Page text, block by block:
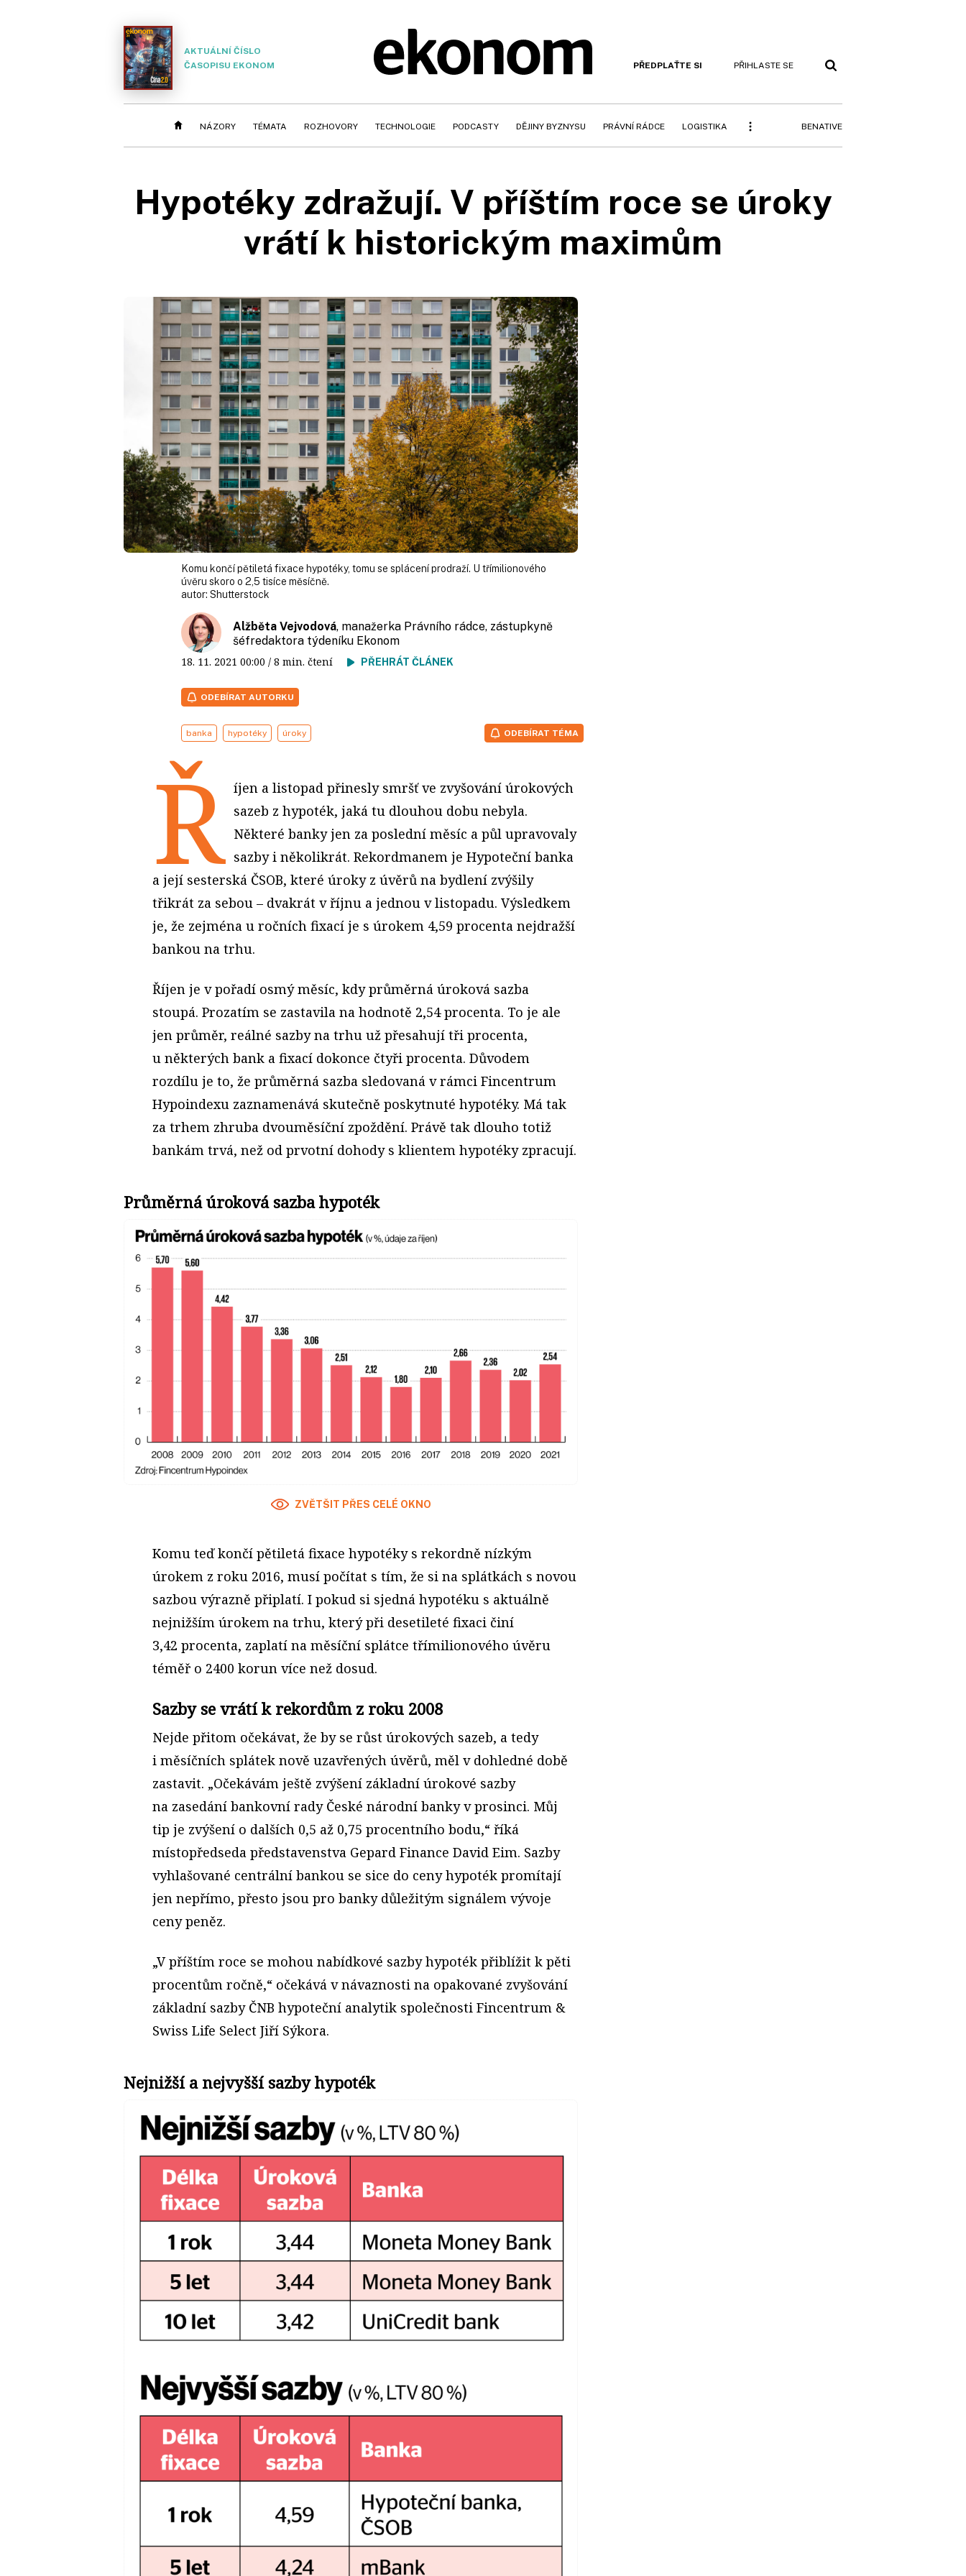
AKTUÁLNÍ ČÍSLO
ČASOPISU EKONOM
PŘEDPLAŤTE SI PŘIHLASTE SE
NÁZORY TÉMATA ROZHOVORY TECHNOLOGIE PODCASTY DĚJINY BYZNYSU PRÁVNÍ RÁDCE LOGISTIKA BENATIVE
Hypotéky zdražují. V příštím roce se úroky
vrátí k historickým maximům
Komu končí pětiletá fixace hypotéky, tomu se splácení prodraží. U třímilionového
úvěru skoro o 2,5 tisíce měsíčně.
autor: Shutterstock
Alžběta Vejvodová, manažerka Právního rádce, zástupkyně
šéfredaktora týdeníku Ekonom
18. 11. 2021 00:00 / 8 min. čtení PŘEHRÁT ČLÁNEK
ODEBÍRAT AUTORKU
banka hypotéky úroky ODEBÍRAT TÉMA
Ř íjen a listopad přinesly smršť ve zvyšování úrokových
sazeb z hypoték, jaká tu dlouhou dobu nebyla.
Některé banky jen za poslední měsíc a půl upravovaly
sazby i několikrát. Rekordmanem je Hypoteční banka
a její sesterská ČSOB, které úroky z úvěrů na bydlení zvýšily
třikrát za sebou – dvakrát v říjnu a jednou v listopadu. Výsledkem
je, že zejména u ročních fixací je s úrokem 4,59 procenta nejdražší
bankou na trhu.
Říjen je v pořadí osmý měsíc, kdy průměrná úroková sazba
stoupá. Prozatím se zastavila na hodnotě 2,54 procenta. To je ale
jen průměr, reálné sazby na trhu už přesahují tři procenta,
u některých bank a fixací dokonce čtyři procenta. Důvodem
rozdílu je to, že průměrná sazba sledovaná v rámci Fincentrum
Hypoindexu zaznamenává skutečně poskytnuté hypotéky. Má tak
za trhem zhruba dvouměsíční zpoždění. Právě tak dlouho totiž
bankám trvá, než od prvotní dohody s klientem hypotéky zpracují.
Průměrná úroková sazba hypoték
ZVĚTŠIT PŘES CELÉ OKNO
Komu teď končí pětiletá fixace hypotéky s rekordně nízkým
úrokem z roku 2016, musí počítat s tím, že si na splátkách s novou
sazbou výrazně připlatí. I pokud si sjedná hypotéku s aktuálně
nejnižším úrokem na trhu, který při desetileté fixaci činí
3,42 procenta, zaplatí na měsíční splátce třímilionového úvěru
téměř o 2400 korun více než dosud.
Sazby se vrátí k rekordům z roku 2008
Nejde přitom očekávat, že by se růst úrokových sazeb, a tedy
i měsíčních splátek nově uzavřených úvěrů, měl v dohledné době
zastavit. „Očekávám ještě zvýšení základní úrokové sazby
na zasedání bankovní rady České národní banky v prosinci. Můj
tip je zvýšení o dalších 0,5 až 0,75 procentního bodu,“ říká
místopředseda představenstva Gepard Finance David Eim. Sazby
vyhlašované centrální bankou se sice do ceny hypoték promítají
jen nepřímo, přesto jsou pro banky důležitým signálem vývoje
ceny peněz.
„V příštím roce se mohou nabídkové sazby hypoték přiblížit k pěti
procentům ročně,“ očekává v návaznosti na opakované zvyšování
základní sazby ČNB hypoteční analytik společnosti Fincentrum &
Swiss Life Select Jiří Sýkora.
Nejnižší a nejvyšší sazby hypoték